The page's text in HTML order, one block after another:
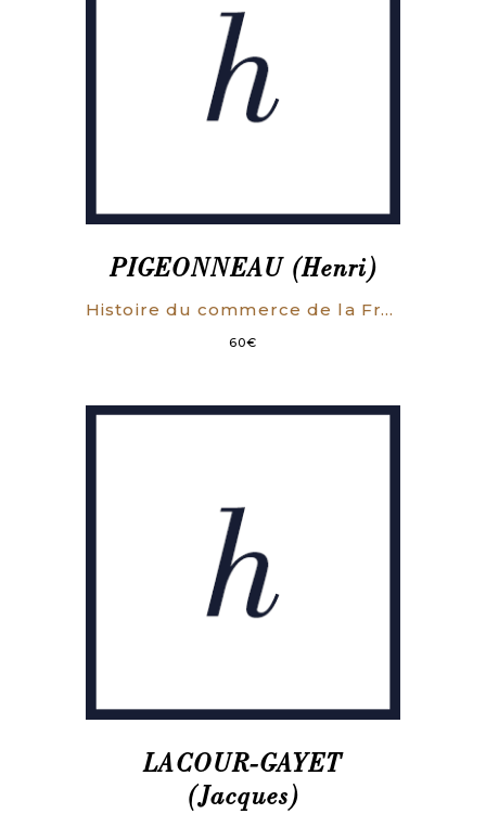
PIGEONNEAU (Henri)
Histoire du commerce de la France.
60€
LACOUR-GAYET
(Jacques)